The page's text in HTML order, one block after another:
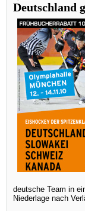
Deutschland
deutsche Team in
Niederlage nach